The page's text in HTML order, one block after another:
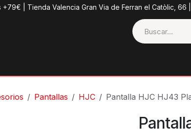
+79€ | Tienda Valencia Gran Via de Ferran el Catòlic, 66
Pantallas HJC Pantalla HJC HJ43